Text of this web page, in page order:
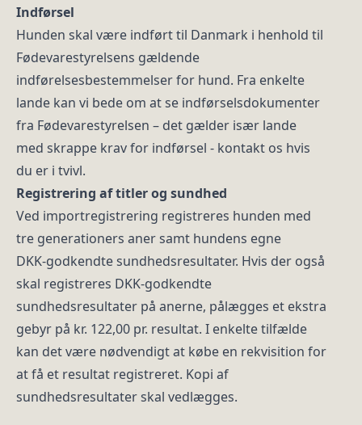
Indførsel
Hunden skal være indført til Danmark i henhold til
Fødevarestyrelsens gældende
indførelsesbestemmelser for hund. Fra enkelte
lande kan vi bede om at se indførselsdokumenter
fra Fødevarestyrelsen – det gælder især lande
med skrappe krav for indførsel - kontakt os hvis
du er i tvivl.
Registrering af titler og sundhed
Ved importregistrering registreres hunden med
tre generationers aner samt hundens egne
DKK‑godkendte sundhedsresultater. Hvis der også
skal registreres DKK‑godkendte
sundhedsresultater på anerne, pålægges et ekstra
gebyr på kr. 122,00 pr. resultat. I enkelte tilfælde
kan det være nødvendigt at købe en rekvisition for
at få et resultat registreret. Kopi af
sundhedsresultater skal vedlægges.